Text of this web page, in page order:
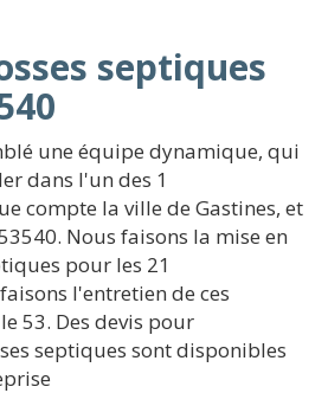
septiques
une équipe dynamique, qui
dans l'un des 1
compte la ville de Gastines, et
Nous faisons la mise en
pour les 21
l'entretien de ces
53. Des devis pour
septiques sont disponibles